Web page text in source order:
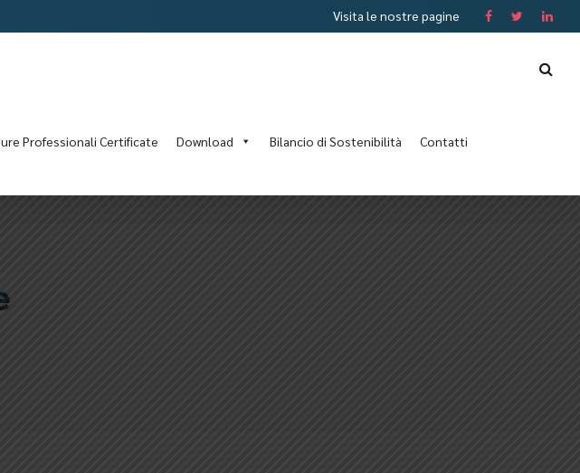
Visita le nostre pagine
Professionali Certificate Download Bilancio di Sostenibilità Contatti